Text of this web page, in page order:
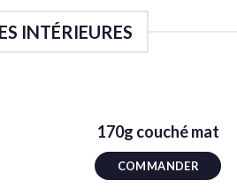
INTÉRIEURES
170g couché mat
COMMANDER